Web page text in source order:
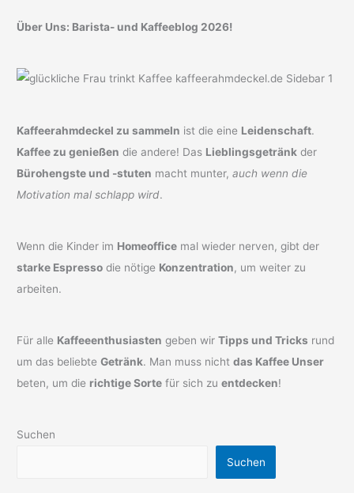
Über Uns: Barista- und Kaffeeblog 2026!
Kaffeerahmdeckel zu sammeln ist die eine Leidenschaft.
Kaffee zu genießen die andere! Das Lieblingsgetränk der
Bürohengste und -stuten macht munter,auch wenn die
Motivation mal schlapp wird.
Wenn die Kinder im Homeoffice mal wieder nerven, gibt der
starke Espresso die nötige Konzentration, um weiter zu
arbeiten.
Für alle Kaffeeenthusiasten geben wirTipps und Tricks rund
um das beliebteGetränk. Man muss nichtdas Kaffee Unser
beten, um die richtige Sorte für sich zuentdecken!
Suchen
Suchen